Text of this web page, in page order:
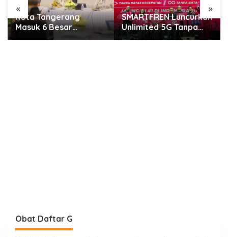
« »
SMARTFREN Luncurkan
Unlimited 5G Tanpa
Rayakan Semarak
Kemerdekaan, GWK
Cultural Park Gelar
Obat Daftar G